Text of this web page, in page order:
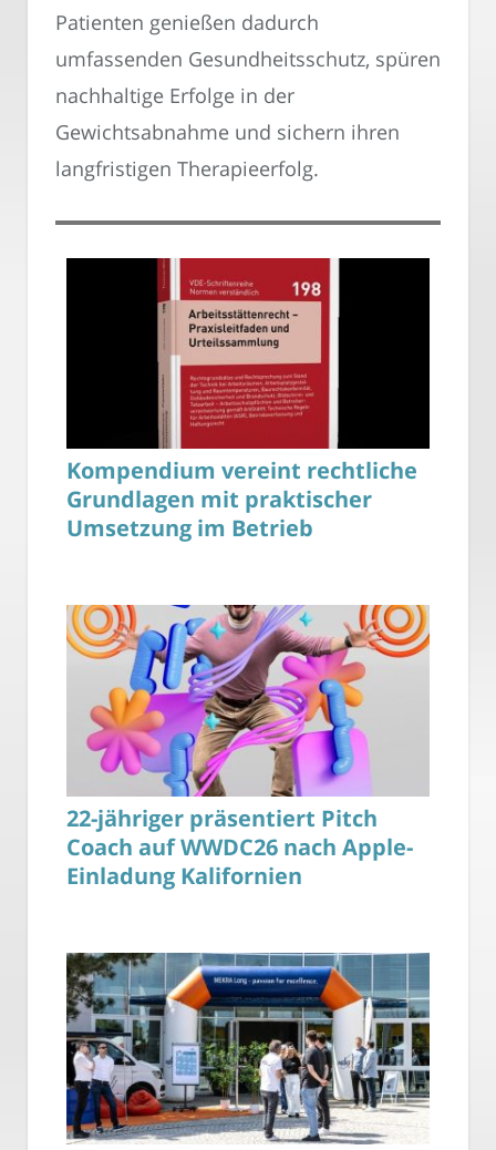
Patienten genießen dadurch
umfassenden Gesundheitsschutz, spüren
nachhaltige Erfolge in der
Gewichtsabnahme und sichern ihren
langfristigen Therapieerfolg.
Kompendium vereint rechtliche
Grundlagen mit praktischer
Umsetzung im Betrieb
22-jähriger präsentiert Pitch
Coach auf WWDC26 nach Apple-
Einladung Kalifornien